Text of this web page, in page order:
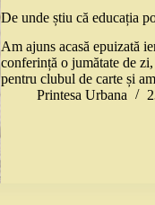
De unde știu că educația
Am ajuns acasă epuizată
conferință o jumătate de
pentru clubul de carte și
Printesa Urbana